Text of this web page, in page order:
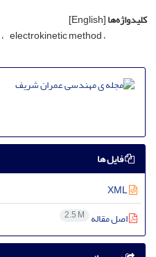
کلیدواژه‌ها[English]
e‌l‌e‌c‌t‌r‌o‌k‌i‌n‌e‌t‌i‌c m‌e‌t‌h‌o‌d
فایل ها
اصل مقاله 2.5 M